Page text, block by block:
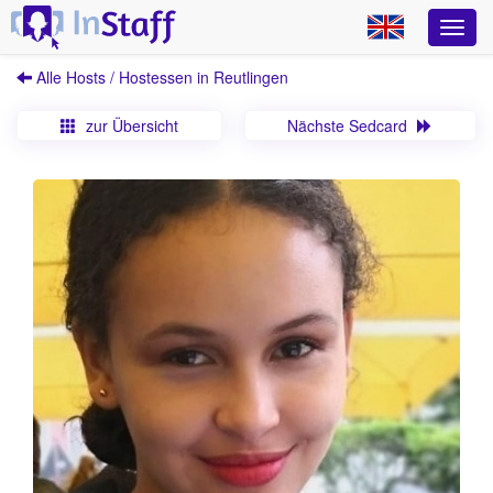
Alle Hosts / Hostessen in Reutlingen
zur Übersicht Nächste Sedcard